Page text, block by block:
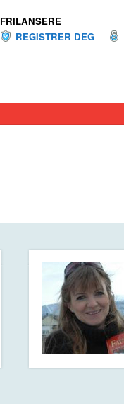
FRILANSERE
REGISTRER DEG